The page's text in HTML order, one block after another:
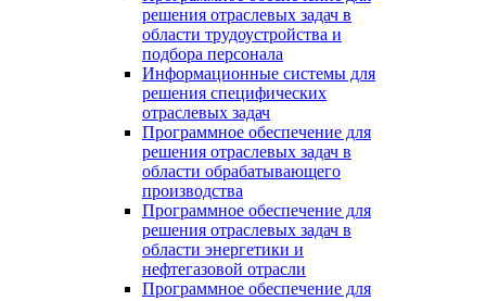
решения отраслевых задач в
области трудоустройства и
подбора персонала
Информационные системы для
решения специфических
отраслевых задач
Программное обеспечение для
решения отраслевых задач в
области обрабатывающего
производства
Программное обеспечение для
решения отраслевых задач в
области энергетики и
нефтегазовой отрасли
Программное обеспечение для